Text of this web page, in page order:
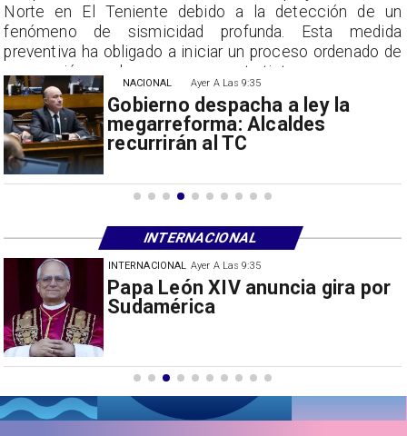
30/07/2026
Milei prohíbe ingreso de
extranjeros con mensajes de
INTERNACIONAL
Ayer A Las 9:35
Gobierno despacha a ley la
megarreforma: Alcaldes
recurrirán al TC
NACIONAL
Norte en El Teniente debido a la detección de un
fenómeno de sismicidad profunda. Esta medida
preventiva ha obligado a iniciar un proceso ordenado de
suspensión con las empresas contratistas.
INTERNACIONAL